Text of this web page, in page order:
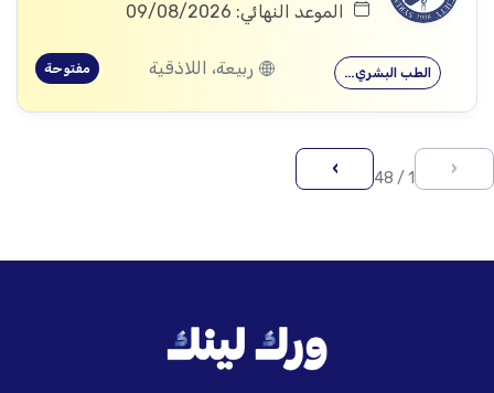
الموعد النهائي: 09/08/2026
الطب البشري… ربيعة، اللاذقية مفتوحة
‹
1 / 48
›